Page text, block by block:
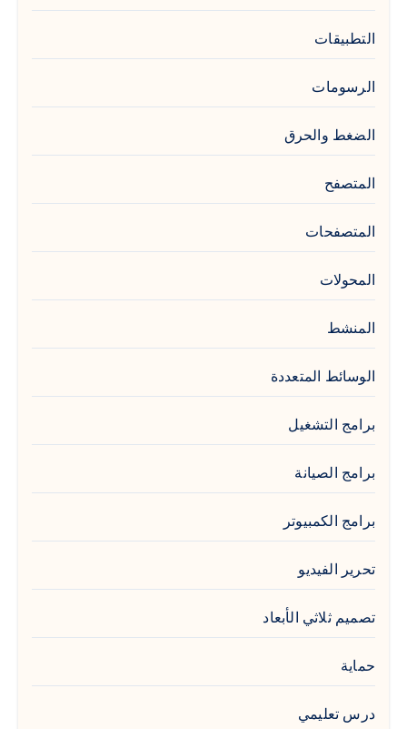
التطبيقات
الرسومات
الضغط والحرق
المتصفح
المتصفحات
المحولات
المنشط
الوسائط المتعددة
برامج التشغيل
برامج الصيانة
برامج الكمبيوتر
تحرير الفيديو
تصميم ثلاثي الأبعاد
حماية
درس تعليمي